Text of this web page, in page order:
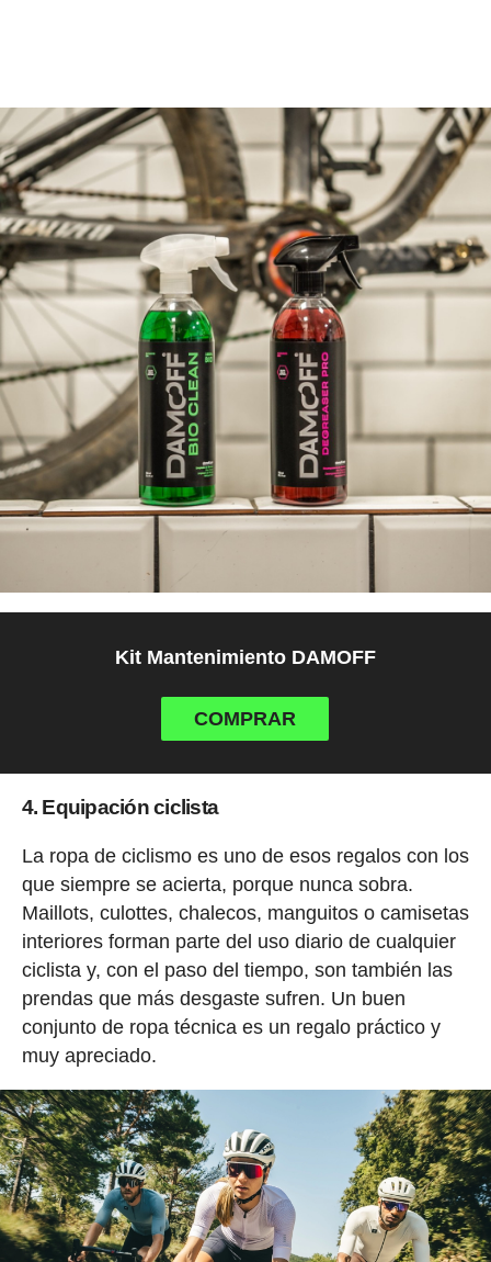
Kit Mantenimiento DAMOFF
COMPRAR
4. Equipación ciclista
La ropa de ciclismo es uno de esos regalos con los
que siempre se acierta, porque nunca sobra.
Maillots, culottes, chalecos, manguitos o camisetas
interiores forman parte del uso diario de cualquier
ciclista y, con el paso del tiempo, son también las
prendas que más desgaste sufren. Un buen
conjunto de ropa técnica es un regalo práctico y
muy apreciado.